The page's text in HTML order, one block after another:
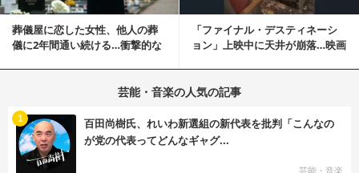
葬儀屋に恋した女性、他人の葬
儀に2年間通い続ける…衝撃的な
「ファイナル・デスティネーシ
ョン」上映中に天井が崩落…映画
芸能・音楽の人気の記事
百田尚樹氏、れいわ新選組の新代表を批判「こんなの
が党の代表ってどんなギャグ...
芸能・音楽
1